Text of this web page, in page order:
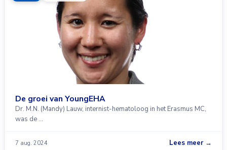
De groei van YoungEHA
Dr. M.N. (Mandy) Lauw, internist-hematoloog in het Erasmus MC,
was de …
7 aug. 2024 Lees meer →